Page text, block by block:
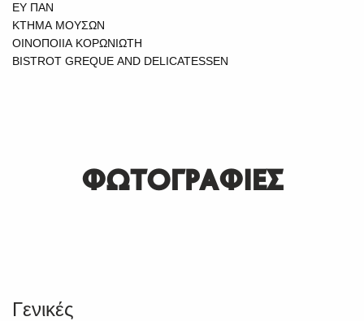
ΕΥ ΠΑΝ
ΚΤΗΜΑ ΜΟΥΣΩΝ
ΟΙΝΟΠΟΙΙΑ ΚΟΡΩΝΙΩΤΗ
BISTROT GREQUE AND DELICATESSEN
ΦΩΤΟΓΡΑΦΙΕΣ
Γενικές